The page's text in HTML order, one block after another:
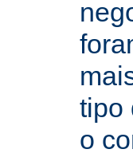
tipo
o